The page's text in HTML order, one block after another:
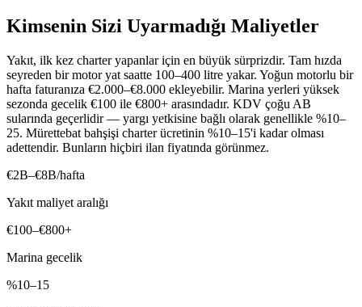
Kimsenin Sizi Uyarmadığı Maliyetler
Yakıt, ilk kez charter yapanlar için en büyük sürprizdir. Tam hızda
seyreden bir motor yat saatte 100–400 litre yakar. Yoğun motorlu bir
hafta faturanıza €2.000–€8.000 ekleyebilir. Marina yerleri yüksek
sezonda gecelik €100 ile €800+ arasındadır. KDV çoğu AB
sularında geçerlidir — yargı yetkisine bağlı olarak genellikle %10–
25. Mürettebat bahşişi charter ücretinin %10–15'i kadar olması
adettendir. Bunların hiçbiri ilan fiyatında görünmez.
€2B–€8B/hafta
Yakıt maliyet aralığı
€100–€800+
Marina gecelik
%10–15